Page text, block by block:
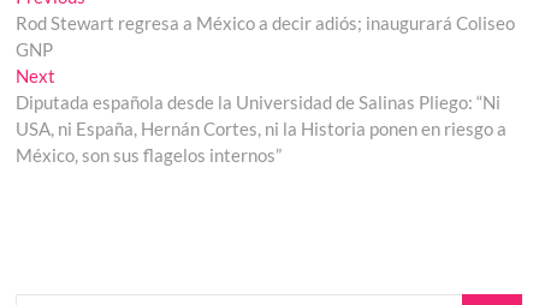
de
entradas
post:
Rod Stewart regresa a México a decir adiós; inaugurará Coliseo
GNP
Next
post:
Diputada española desde la Universidad de Salinas Pliego: “Ni
USA, ni España, Hernán Cortes, ni la Historia ponen en riesgo a
México, son sus flagelos internos”